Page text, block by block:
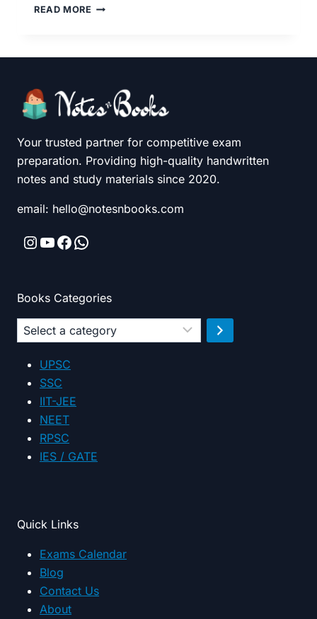
READ MORE “महाराष्ट्र
नोट्स”
Your trusted partner for competitive exam
preparation. Providing high-quality handwritten
notes and study materials since 2020.
email: hello@notesnbooks.com
Instagram
YouTube
Facebook
WhatsApp
Books Categories
Select
a
category
UPSC
SSC
IIT-JEE
NEET
RPSC
IES / GATE
Quick Links
Exams Calendar
Blog
Contact Us
About